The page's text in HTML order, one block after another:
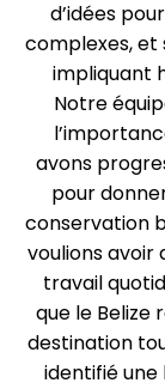
d’idées
complexes, et
impliquant
Notre
avons
pour
conservation
voulions avoir
travail
que le Belize
destination
identifié une